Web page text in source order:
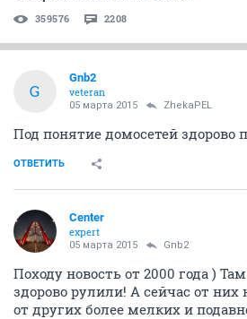
359576 2208
G
Gnb2
veteran
05 марта 2015 ZhekaPEL
Под понятие домосетей здорово
ОТВЕТИТЬ
Center
expert
05 марта 2015 Gnb2
Походу новость от 2000 года )
здорово рулили! А сейчас от них
от других более мелких и